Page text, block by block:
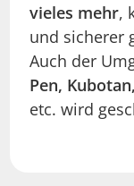
vieles mehr,
und sicherer
Auch der
Pen,
etc. wird